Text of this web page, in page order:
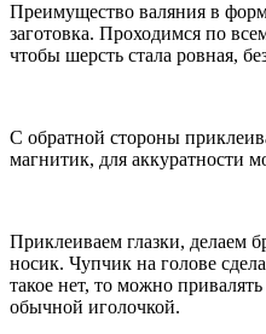
Преимущество валяния в
заготовка. Проходимся по
чтобы шерсть стала ровная,
С обратной стороны
магнитик, для аккуратности
Приклеиваем глазки, делаем
носик. Чупчик на голове
такое нет, то можно
обычной иголочкой.